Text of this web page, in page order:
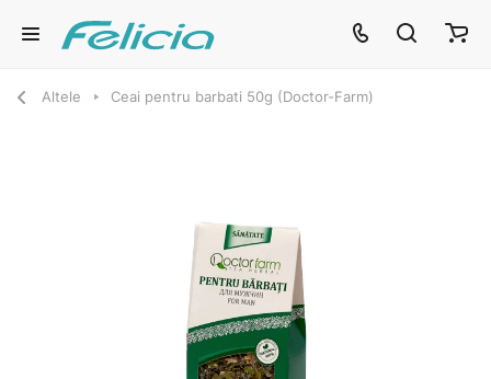
Altele Ceai pentru barbati 50g (Doctor-Farm)